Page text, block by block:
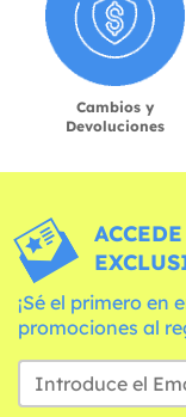
Cambios y
Devoluciones
¡Sé el primero en
promociones al